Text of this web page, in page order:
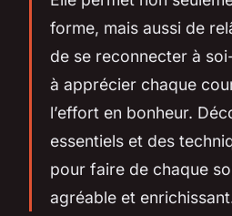
forme, mais aussi de
de se reconnecter à
à apprécier chaque
l’effort en bonheur.
essentiels et des
pour faire de chaque
agréable et